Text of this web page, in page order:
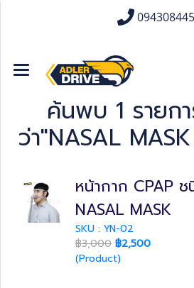
ค้นพบ 1 รายก
ว่า"NASAL
หน้ากาก CPAP
NASAL MASK
SKU : YN-02
฿3,000 ฿2,500
(Product)